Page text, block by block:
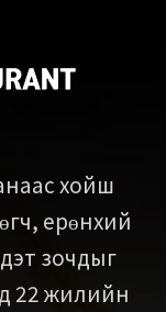
хойш
ерөнхий
зочдыг
22 жилийн